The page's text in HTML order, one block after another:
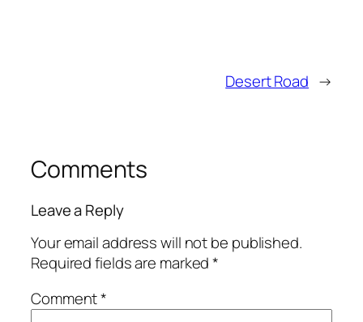
Desert Road →
Comments
Leave a Reply
Your email address will not be published.
Required fields are marked*
Comment*